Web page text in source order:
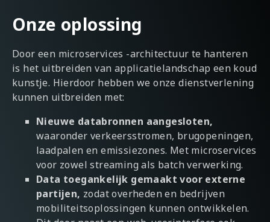
Onze oplossing
Door een microservices -architectuur te hanteren
is het uitbreiden van applicatielandschap een koud
kunstje. Hierdoor hebben we onze dienstverlening
kunnen uitbreiden met:
Nieuwe databronnen aangesloten,
waaronder verkeersstromen, brugopeningen,
laadpalen en emissiezones. Met microservices
voor zowel streaming als batch verwerking.
Data toegankelijk gemaakt voor externe
partijen, zodat overheden en bedrijven
mobiliteitsoplossingen kunnen ontwikkelen.